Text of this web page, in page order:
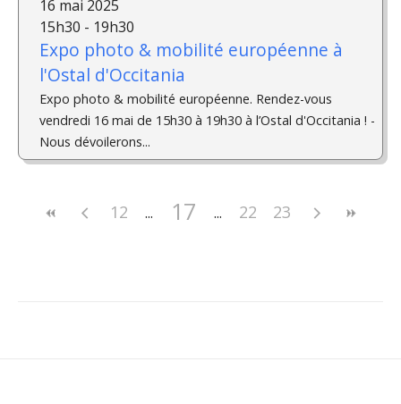
16 mai 2025
15h30 - 19h30
Expo photo & mobilité européenne à
l'Ostal d'Occitania
Expo photo & mobilité européenne. Rendez-vous
vendredi 16 mai de 15h30 à 19h30 à l’Ostal d'Occitania ! ­
Nous dévoilerons...
12 17 22 23